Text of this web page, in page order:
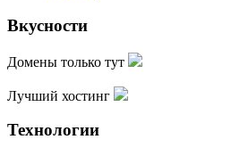
Вкусности
Домены только тут
Лучший хостинг
Технологии